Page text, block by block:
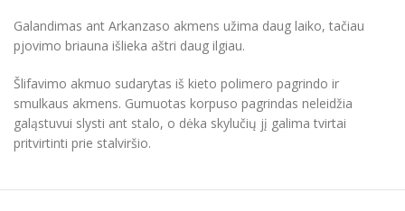
Galandimas ant Arkanzaso akmens užima daug laiko, tačiau
pjovimo briauna išlieka aštri daug ilgiau.
Šlifavimo akmuo sudarytas iš kieto polimero pagrindo ir
smulkaus akmens. Gumuotas korpuso pagrindas neleidžia
galąstuvui slysti ant stalo, o dėka skylučių jį galima tvirtai
pritvirtinti prie stalviršio.